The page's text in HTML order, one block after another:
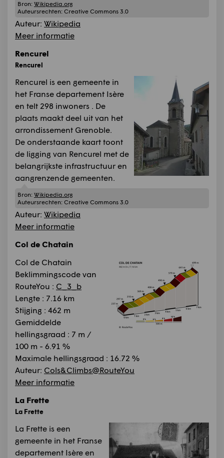
Bron: Wikipedia.org
Auteursrechten: Creative Commons 3.0
Auteur: Wikipedia
Meer informatie
Rencurel
Rencurel
Rencurel is een gemeente in
het Franse departement Isère
en telt 298 inwoners . De
plaats maakt deel uit van het
arrondissement Grenoble.
De onderstaande kaart toont
de ligging van Rencurel met de
belangrijkste infrastructuur en
aangrenzende gemeenten.
Bron: Wikipedia.org
Auteursrechten: Creative Commons 3.0
Auteur: Wikipedia
Meer informatie
Col de Chatain
Col de Chatain
Beklimmingscode van
RouteYou : C_3_b
Lengte : 7.16 km
Stijging : 462 m
Gemiddelde
hellingsgraad : 7 m /
100 m - 6.91 %
Maximale hellingsgraad : 16.72 %
Auteur: Cols&Climbs@RouteYou
Meer informatie
La Frette
La Frette
La Frette is een
gemeente in het Franse
departement Isère en